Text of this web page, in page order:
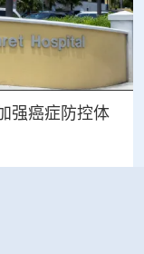
强癌症防控体